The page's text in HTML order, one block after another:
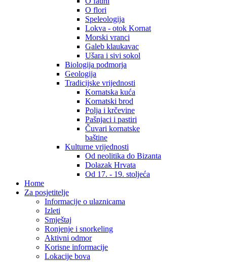
O flori
Speleologija
Lokva - otok Kornat
Morski vranci
Galeb klaukavac
Ušara i sivi sokol
Biologija podmorja
Geologija
Tradicijske vrijednosti
Kornatska kuća
Kornatski brod
Polja i krčevine
Pašnjaci i pastiri
Čuvari kornatske
baštine
Kulturne vrijednosti
Od neolitika do Bizanta
Dolazak Hrvata
Od 17. - 19. stoljeća
Home
Za posjetitelje
Informacije o ulaznicama
Izleti
Smještaj
Ronjenje i snorkeling
Aktivni odmor
Korisne informacije
Lokacije bova